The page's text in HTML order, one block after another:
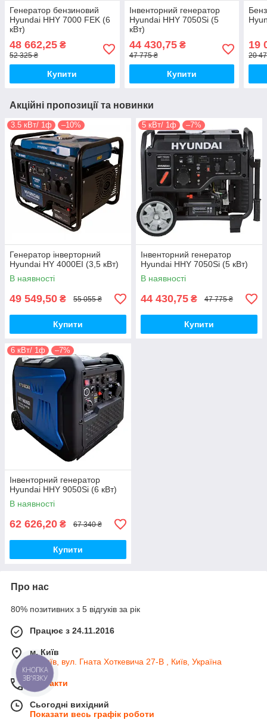
Генератор бензиновий
Hyundai HHY 7000 FEK (6
кВт)
48 662,25 ₴
52 325 ₴
Купити
Інвенторний генератор
Hyundai HHY 7050Si (5
кВт)
44 430,75₴
47 775 ₴
Купити
19
20
Акційні пропозиції та новинки
3.5 кВт/ 1ф –10%
Генератор інверторний
Hyundai HY 4000EI (3,5 кВт)
В наявності
49 549,50 ₴ 55 055 ₴
Купити
5 кВт/ 1ф –7%
Інвенторний генератор
Hyundai HHY 7050Si (5 кВт)
В наявності
44 430,75 ₴ 47 775 ₴
Купити
6 кВт/ 1ф –7%
Інвенторний генератор
Hyundai HHY 9050Si (6 кВт)
В наявності
62 626,20 ₴ 67 340 ₴
Купити
Про нас
80% позитивних з 5 відгуків за рік
Працює з 24.11.2016
м. Київ
м. Київ, вул. Гната Хоткевича 27-В , Київ, Україна
Контакти
Сьогодні вихідний
Показати весь графік роботи
КНОПКА
ЗВ'ЯЗКУ